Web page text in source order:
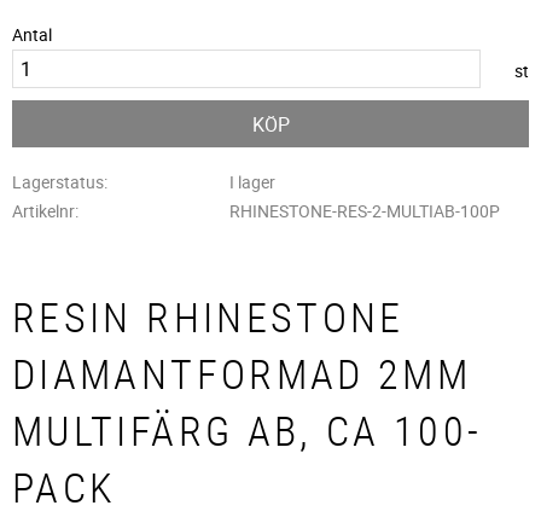
Antal
st
KÖP
Lagerstatus
I lager
Artikelnr
RHINESTONE-RES-2-MULTIAB-100P
RESIN RHINESTONE
DIAMANTFORMAD 2MM
MULTIFÄRG AB, CA 100-
PACK